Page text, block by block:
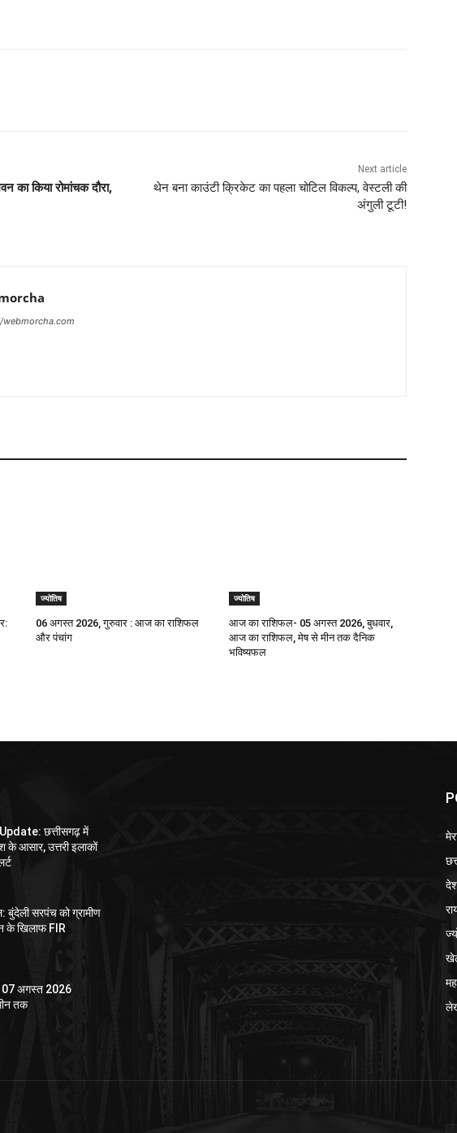
का किया रोमांचक दौरा,
Next article
थेन बना काउंटी क्रिकेट का पहला चोटिल विकल्प, वेस्टली की
अंगुली टूटी!
ज्योतिष
06 अगस्त 2026, गुरुवार : आज का राशिफल
और पंचांग
ज्योतिष
आज का राशिफल- 05 अगस्त 2026, बुधवार,
आज का राशिफल, मेष से मीन तक दैनिक
भविष्यफल
छत्तीसगढ़ में
के आसार, उत्तरी इलाकों
बुंदेली सरपंच को ग्रामीण
के खिलाफ FIR
07 अगस्त 2026
तक